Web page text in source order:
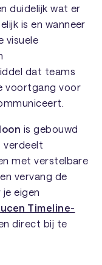
duidelijk wat er
is en wanneer
visuele
dat teams
voortgang voor
is gebouwd
verdeelt
met verstelbare
vervang de
eigen
Timeline-
direct bij te